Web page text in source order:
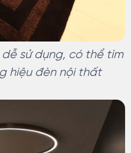
sử dụng, có thể tìm
hiệu đèn nội thất